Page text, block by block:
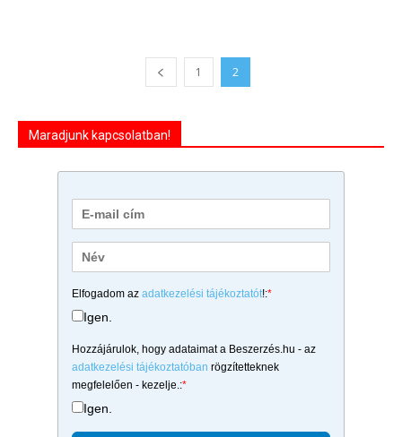
1 2
Maradjunk kapcsolatban!
Elfogadom az adatkezelési tájékoztatót!:*
Igen.
Hozzájárulok, hogy adataimat a Beszerzés.hu - az
adatkezelési tájékoztatóban rögzítetteknek
megfelelően - kezelje.:*
Igen.